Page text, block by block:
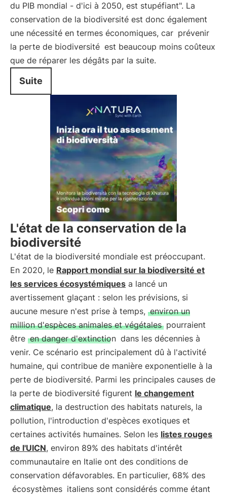
du PIB mondial - d'ici à 2050, est stupéfiant". La
conservation de la biodiversité est donc également
une nécessité en termes économiques, car prévenir
la perte de biodiversité est beaucoup moins coûteux
que de réparer les dégâts par la suite.
Suite
L'état de la conservation de la
biodiversité
L'état de la biodiversité mondiale est préoccupant.
En 2020, le Rapport mondial sur la biodiversité et
les services écosystémiques a lancé un
avertissement glaçant : selon les prévisions, si
aucune mesure n'est prise à temps, environ un
million d'espèces animales et végétales pourraient
être en danger d'extinction dans les décennies à
venir. Ce scénario est principalement dû à l'activité
humaine, qui contribue de manière exponentielle à la
perte de biodiversité. Parmi les principales causes de
la perte de biodiversité figurent le changement
climatique, la destruction des habitats naturels, la
pollution, l'introduction d'espèces exotiques et
certaines activités humaines. Selon les listes rouges
de l'UICN, environ 89% des habitats d'intérêt
communautaire en Italie ont des conditions de
conservation défavorables. En particulier, 68% des
écosystèmes italiens sont considérés comme étant